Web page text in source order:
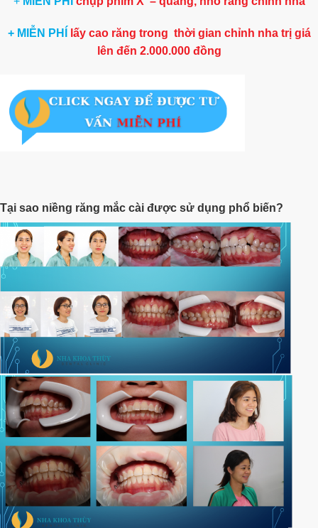
+ MIỄN PHÍ
lấy cao răng trong thời gian chỉnh nha trị giá
lên đến 2.000.000 đồng
Tại sao niềng răng mắc cài được sử dụng phổ biến?